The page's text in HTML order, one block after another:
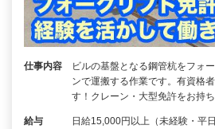
仕事内容
ビルの基盤となる鋼管杭をフォ
ンで運搬する作業です。有資格
す！クレーン・大型免許をお持
給与
日給15,000円以上（未経験・平